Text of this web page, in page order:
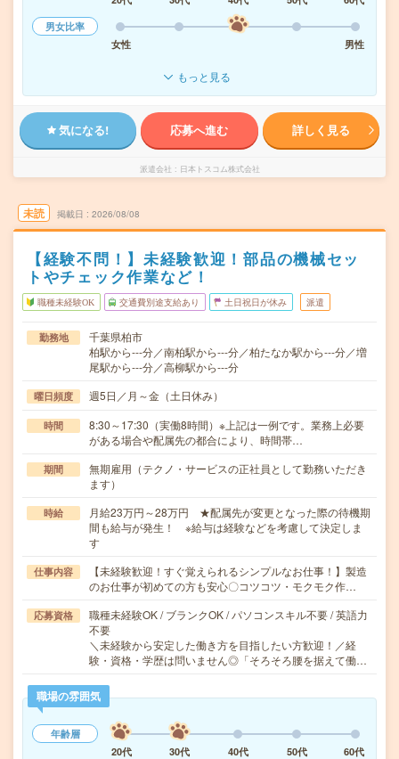
男女比率
女性
男性
もっと見る
気になる! 応募へ進む 詳しく見る
派遣会社 日本トスコム株式会社
未読 掲載日 2026/08/08
【経験不問！】未経験歓迎！部品の機械セッ
トやチェック作業など！
職種未経験OK 交通費別途支給あり 土日祝日が休み 派遣
勤務地
千葉県柏市
柏駅から---分／南柏駅から---分／柏たなか駅から---分／増
尾駅から---分／高柳駅から---分
曜日頻度 週5日／月～金（土日休み）
時間
8:30～17:30（実働8時間）※上記は一例です。業務上必要
がある場合や配属先の都合により、時間帯…
期間
無期雇用（テクノ・サービスの正社員として勤務いただき
ます）
時給
月給23万円～28万円 ★配属先が変更となった際の待機期
間も給与が発生！ ※給与は経験などを考慮して決定しま
す
仕事内容
【未経験歓迎！すぐ覚えられるシンプルなお仕事！】製造
のお仕事が初めての方も安心〇コツコツ・モクモク作…
応募資格
職種未経験OK / ブランクOK / パソコンスキル不要 / 英語力
不要
＼未経験から安定した働き方を目指したい方歓迎！／経
験・資格・学歴は問いません◎「そろそろ腰を据えて働…
職場の雰囲気
年齢層
20代
30代 40代 50代 60代